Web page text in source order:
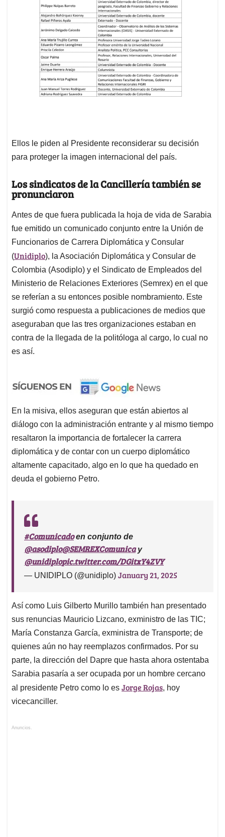
Ellos le piden al Presidente reconsiderar su decisión
para proteger la imagen internacional del país.
Los sindicatos de la Cancillería también se
pronunciaron
Antes de que fuera publicada la hoja de vida de Sarabia
fue emitido un comunicado conjunto entre la Unión de
Funcionarios de Carrera Diplomática y Consular
(Unidiplo), la Asociación Diplomática y Consular de
Colombia (Asodiplo) y el Sindicato de Empleados del
Ministerio de Relaciones Exteriores (Semrex) en el que
se referían a su entonces posible nombramiento. Este
surgió como respuesta a publicaciones de medios que
aseguraban que las tres organizaciones estaban en
contra de la llegada de la politóloga al cargo, lo cual no
es así.
En la misiva, ellos aseguran que están abiertos al
diálogo con la administración entrante y al mismo tiempo
resaltaron la importancia de fortalecer la carrera
diplomática y de contar con un cuerpo diplomático
altamente capacitado, algo en lo que ha quedado en
deuda el gobierno Petro.
#Comunicadoen conjunto de
@asodiplo@SEMREXComunicay
@unidiplopic.twitter.com/DGitxY4ZVY
— UNIDIPLO (@unidiplo) January 21, 2025
Así como Luis Gilberto Murillo también han presentado
sus renuncias Mauricio Lizcano, exministro de las TIC;
María Constanza García, exministra de Transporte; de
quienes aún no hay reemplazos confirmados. Por su
parte, la dirección del Dapre que hasta ahora ostentaba
Sarabia pasaría a ser ocupada por un hombre cercano
al presidente Petro como lo es Jorge Rojas, hoy
vicecanciller.
Anuncios.